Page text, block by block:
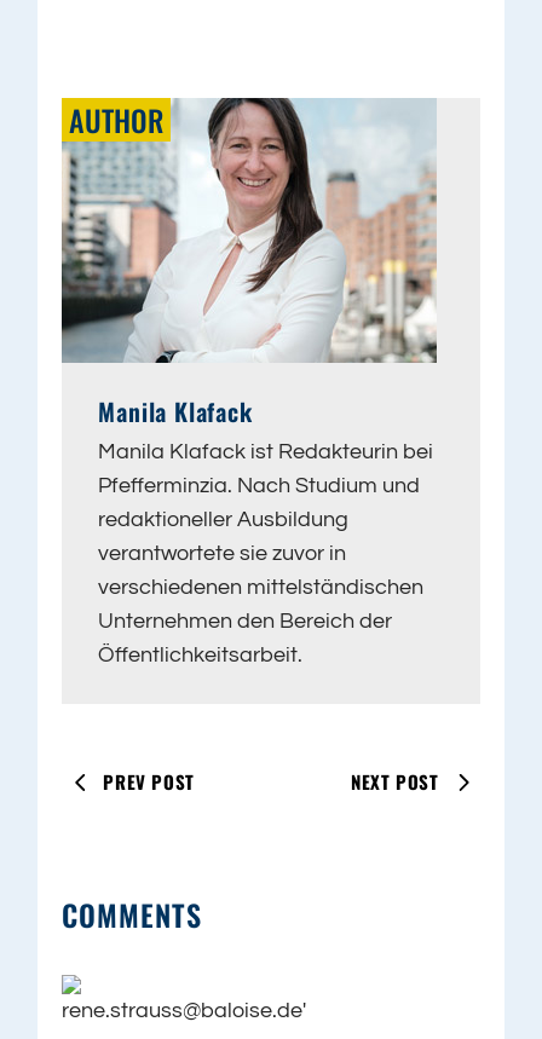
AUTHOR
Manila Klafack
Manila Klafack ist Redakteurin bei
Pfefferminzia. Nach Studium und
redaktioneller Ausbildung
verantwortete sie zuvor in
verschiedenen mittelständischen
Unternehmen den Bereich der
Öffentlichkeitsarbeit.
PREV POST NEXT POST
COMMENTS